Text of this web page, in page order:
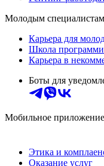
Молодым специалистам
Карьера для
Школа
Карьера в
Боты для
Мобильное приложение
Этика и
Оказание услуг